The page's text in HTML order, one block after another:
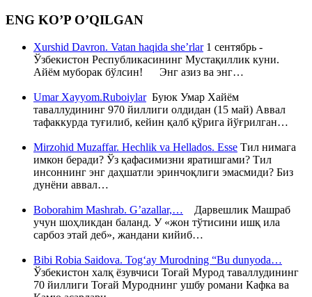
ENG KO’P O’QILGAN
Xurshid Davron. Vatan haqida she’rlar1 сентябрь -
Ўзбекистон Республикасининг Мустақиллик куни.
Айём муборак бўлсин! Энг азиз ва энг…
Umar Xayyom.RuboiylarБуюк Умар Хайём
таваллудининг 970 йиллиги олдидан (15 май) Аввал
тафаккурда туғилиб, кейин қалб қўрига йўғрилган…
Mirzohid Muzaffar. Hechlik va Hellados. Esse Тил нимага
имкон беради? Ўз қафасимизни яратишгами? Тил
инсоннинг энг даҳшатли эринчоқлиги эмасмиди? Биз
дунёни аввал…
Boborahim Mashrab. G’azallar,… Дарвешлик Машраб
учун шоҳликдан баланд. У «жон тўтисини ишқ ила
сарбоз этай деб», жандани кийиб…
Bibi Robia Saidova. Tog‘ay Murodning “Bu dunyoda…
Ўзбекистон халқ ёзувчиси Тоғай Мурод таваллудининг
70 йиллиги Тоғай Муроднинг ушбу романи Кафка ва